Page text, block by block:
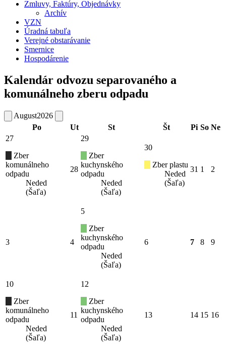
Zmluvy, Faktúry, Objednávky
Archív
VZN
Úradná tabuľa
Verejné obstarávanie
Smernice
Hospodárenie
Kalendár odvozu separovaného a
komunálneho zberu odpadu
August2026
Po
Ut St Št Pi So Ne
27
Zber
komunálneho
odpadu
Neded
(Šaľa)
28
29
Zber
kuchynského
odpadu
Neded
(Šaľa)
30
Zber plastu
Neded
(Šaľa)
31 1 2
3 4
5
Zber
kuchynského
odpadu
Neded
(Šaľa)
6 7 8 9
10
Zber
komunálneho
odpadu
Neded
(Šaľa)
11
12
Zber
kuchynského
odpadu
Neded
(Šaľa)
13 14 15 16